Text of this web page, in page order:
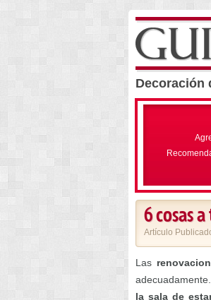
Decoración
6 cosas
Artículo
Las
la sala de